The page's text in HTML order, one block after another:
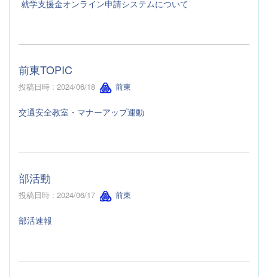
就学支援金オンライン申請システムについて
前東TOPIC
投稿日時 : 2024/06/18 前東
交通安全教室・マナーアップ運動
部活動
投稿日時 : 2024/06/17 前東
部活速報